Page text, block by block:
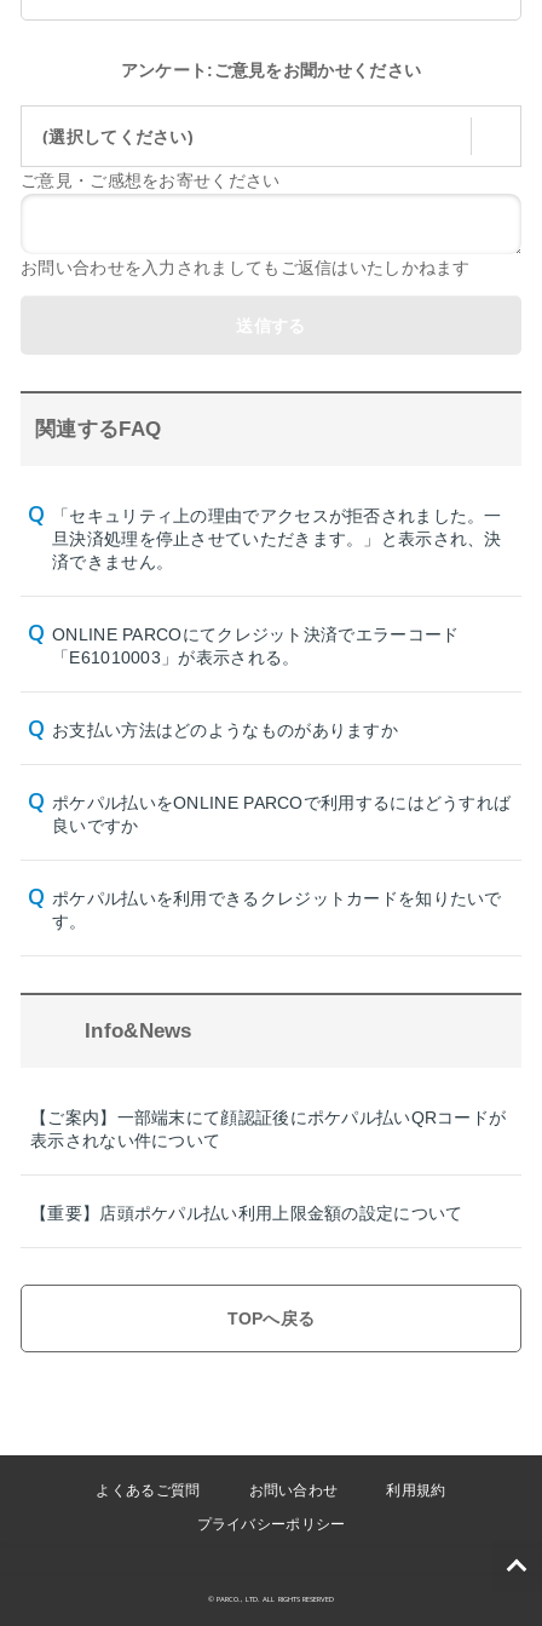
アンケート:ご意見をお聞かせください
(選択してください)
ご意見・ご感想をお寄せください
お問い合わせを入力されましてもご返信はいたしかねます
関連するFAQ
「セキュリティ上の理由でアクセスが拒否されました。一
旦決済処理を停止させていただきます。」と表示され、決
済できません。
ONLINE PARCOにてクレジット決済でエラーコード
「E61010003」が表示される。
お支払い方法はどのようなものがありますか
ポケパル払いをONLINE PARCOで利用するにはどうすれば
良いですか
ポケパル払いを利用できるクレジットカードを知りたいで
す。
Info&News
【ご案内】一部端末にて顔認証後にポケパル払いQRコードが
表示されない件について
【重要】店頭ポケパル払い利用上限金額の設定について
TOPへ戻る
よくあるご質問 お問い合わせ
利用規約
プライバシーポリシー
© PARCO., LTD. ALL RIGHTS RESERVED